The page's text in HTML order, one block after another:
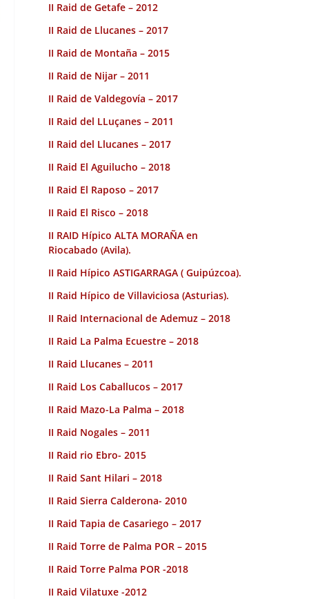
II Raid de Getafe – 2012
II Raid de Llucanes – 2017
II Raid de Montaña – 2015
II Raid de Nijar – 2011
II Raid de Valdegovía – 2017
II Raid del LLuçanes – 2011
II Raid del Llucanes – 2017
II Raid El Aguilucho – 2018
II Raid El Raposo – 2017
II Raid El Risco – 2018
II RAID Hípico ALTA MORAÑA en
Riocabado (Avila).
II Raid Hípico ASTIGARRAGA ( Guipúzcoa).
II Raid Hípico de Villaviciosa (Asturias).
II Raid Internacional de Ademuz – 2018
II Raid La Palma Ecuestre – 2018
II Raid Llucanes – 2011
II Raid Los Caballucos – 2017
II Raid Mazo-La Palma – 2018
II Raid Nogales – 2011
II Raid rio Ebro- 2015
II Raid Sant Hilari – 2018
II Raid Sierra Calderona- 2010
II Raid Tapia de Casariego – 2017
II Raid Torre de Palma POR – 2015
II Raid Torre Palma POR -2018
II Raid Vilatuxe -2012